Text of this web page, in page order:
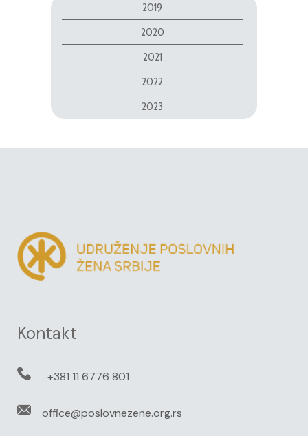
2019
2020
2021
2022
2023
Kontakt
+381 11 6776 801
office@poslovnezene.org.rs